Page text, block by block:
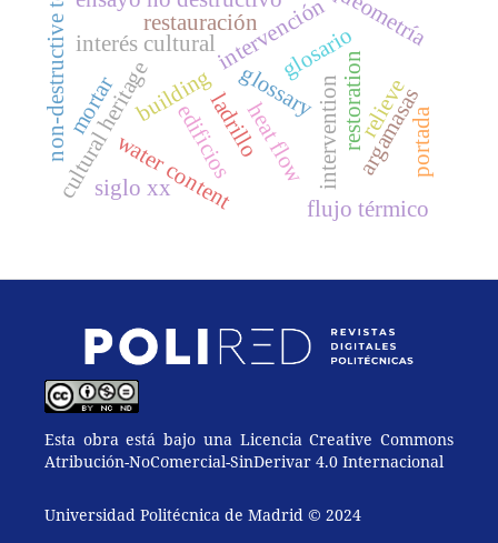
glosario
intervención
edificios
interés cultural
glossaryintervention
building
cultural heritage ladrillo
flujo térmico
restauración
water contentheat flow restoration
non-destructive test argamasas
mortar
portada
relieve
siglo xx
Esta obra está bajo una Licencia Creative Commons
Atribución-NoComercial-SinDerivar 4.0 Internacional
Universidad Politécnica de Madrid © 2024